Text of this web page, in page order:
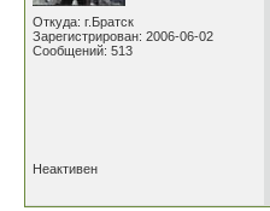
Откуда: г.Братск
Зарегистрирован: 2006-06-02
Сообщений: 513
Неактивен